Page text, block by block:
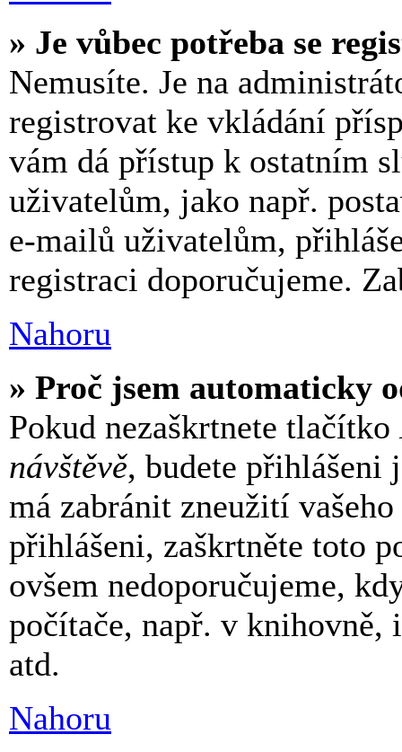
» Je vůbec potřeba se
Nemusíte. Je na
registrovat ke vkládání
vám dá přístup k ostatním
uživatelům, jako např.
e-mailů uživatelům,
registraci doporučujeme.
Nahoru
» Proč jsem automaticky
Pokud nezaškrtnete tlačítko
návštěvě, budete přihlášeni
má zabránit zneužití
přihlášeni, zaškrtněte toto
ovšem nedoporučujeme,
počítače, např. v knihovně,
atd.
Nahoru